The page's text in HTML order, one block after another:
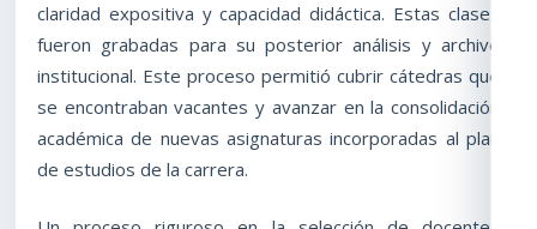
claridad expositiva y capacidad didáctica. Estas clases
fueron grabadas para su posterior análisis y archivo
institucional. Este proceso permitió cubrir cátedras que
se encontraban vacantes y avanzar en la consolidación
académica de nuevas asignaturas incorporadas al plan
de estudios de la carrera.